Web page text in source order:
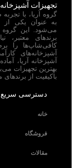
تجهیزات
گروه آریا، با
به عنوان یکی از
می‌شود. این گروه
برندهای معتبر،
کافی‌شاپ‌ها را
آشپزخانه‌های
آشپزخانه آریا،
بهترین تجهیزات
باکیفیت از
دسترسی سریع
خانه
فروشگاه
مقالات